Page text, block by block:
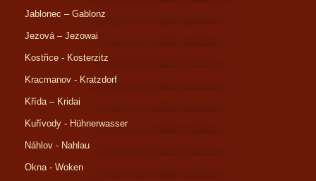
Jablonec – Gablonz
Jezová – Jezowai
Kostřice - Kosterzitz
Kracmanov - Kratzdorf
Křída – Kridai
Kuřívody - Hühnerwasser
Náhlov - Nahlau
Okna - Woken